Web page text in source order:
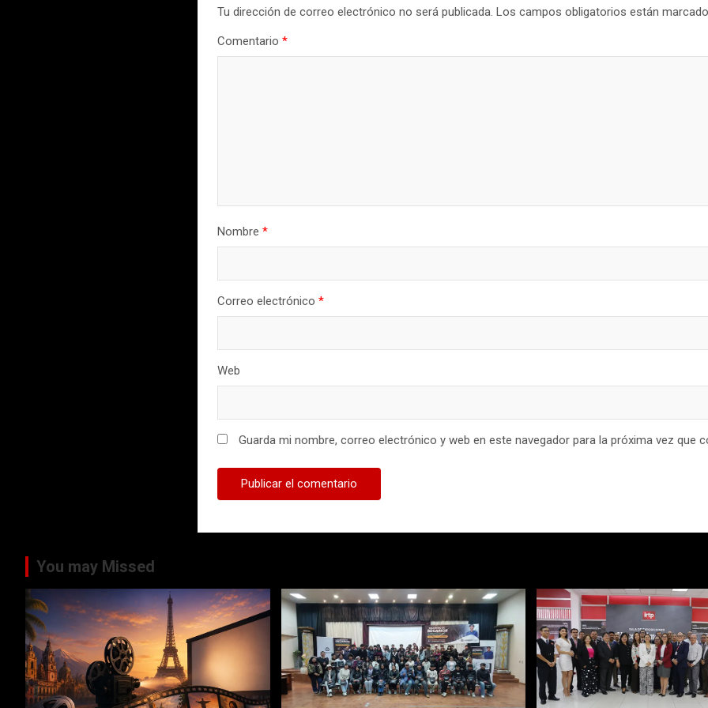
Tu dirección de correo electrónico no será publicada. Los campos obligatorios están
Comentario*
Nombre*
Correo electrónico*
Web
Guarda mi nombre, correo electrónico y web en este navegador para la próxima vez que
You may Missed